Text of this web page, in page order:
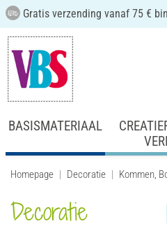
Gratis verzending vanaf 75 €
BASISMATERIAAL
Homepage Decoratie Kommen,
Decoratie